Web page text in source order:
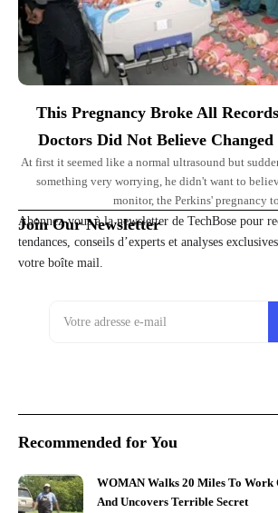
This Pregnancy Broke All
Doctors Did Not Believe
At first it seemed like a normal ultrasound but
something very worrying, he didn't want to
monitor, the Perkins' pregnancy
Join Our Newsletter
Abonnez-vous à la newsletter de TechBose pour
tendances, conseils d’experts et analyses
votre boîte mail.
Recommended for You
WOMAN Walks 20 Miles To Work
And Uncovers Terrible Secret